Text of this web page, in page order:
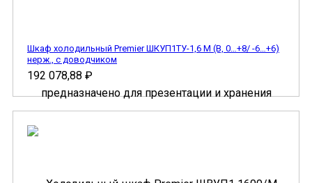
Шкаф холодильный Premier ШКУП1ТУ-1,6 М (В, 0…+8/ -6…+6)
нерж., с доводчиком
192 078,88 ₽